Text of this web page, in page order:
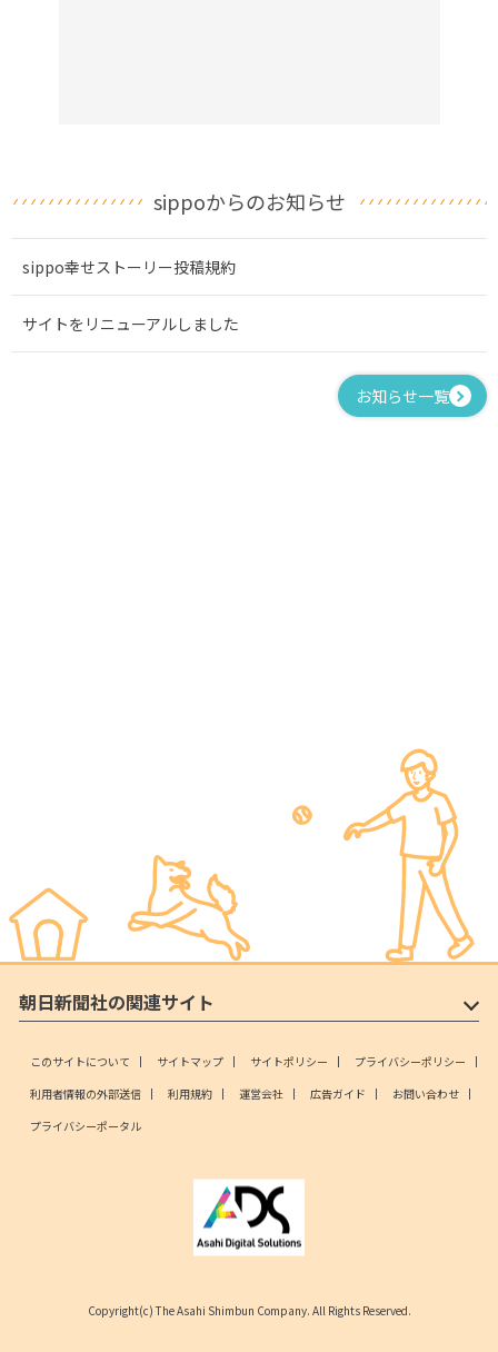
sippoからのお知らせ
sippo幸せストーリー投稿規約
サイトをリニューアルしました
お知らせ一覧
朝日新聞社の関連サイト
このサイトについて サイトマップ サイトポリシー
プライバシーポリシー
利用者情報の外部送信
利用規約 運営会社 広告ガイド
お問い合わせ
プライバシーポータル
Copyright(c) The Asahi Shimbun Company. All Rights Reserved.